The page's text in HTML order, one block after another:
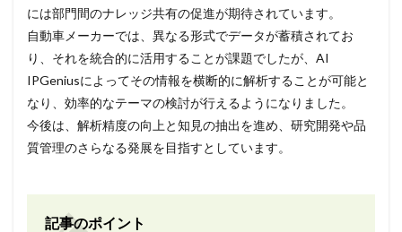
には部門間のナレッジ共有の促進が期待されています。
自動車メーカーでは、異なる形式でデータが蓄積されてお
り、それを統合的に活用することが課題でしたが、AI
IPGeniusによってその情報を横断的に解析することが可能と
なり、効率的なテーマの検討が行えるようになりました。
今後は、解析精度の向上と知見の抽出を進め、研究開発や品
質管理のさらなる発展を目指すとしています。
記事のポイント